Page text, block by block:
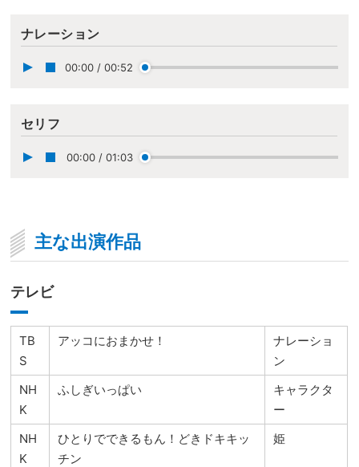
ナレーション
00:00 / 00:52
セリフ
00:00 / 01:03
主な出演作品
テレビ
TB
S
アッコにおまかせ！
ナレーショ
ン
NH
K
ふしぎいっぱい
キャラクタ
ー
NH
K
ひとりでできるもん！どきドキキッ
チン
姫